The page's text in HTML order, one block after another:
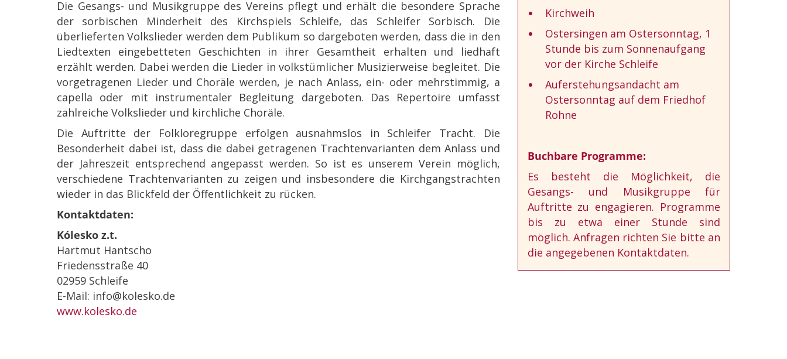
Die Gesangs- und Musikgruppe des Vereins pflegt und erhält die besondere Sprache
der sorbischen Minderheit des Kirchspiels Schleife, das Schleifer Sorbisch. Die
überlieferten Volkslieder werden dem Publikum so dargeboten werden, dass die in den
Liedtexten eingebetteten Geschichten in ihrer Gesamtheit erhalten und liedhaft
erzählt werden. Dabei werden die Lieder in volkstümlicher Musizierweise begleitet. Die
vorgetragenen Lieder und Choräle werden, je nach Anlass, ein- oder mehrstimmig, a
capella oder mit instrumentaler Begleitung dargeboten. Das Repertoire umfasst
zahlreiche Volkslieder und kirchliche Choräle.
Die Auftritte der Folkloregruppe erfolgen ausnahmslos in Schleifer Tracht. Die
Besonderheit dabei ist, dass die dabei getragenen Trachtenvarianten dem Anlass und
der Jahreszeit entsprechend angepasst werden. So ist es unserem Verein möglich,
verschiedene Trachtenvarianten zu zeigen und insbesondere die Kirchgangstrachten
wieder in das Blickfeld der Öffentlichkeit zu rücken.
Kontaktdaten:
Kólesko z.t.
Hartmut Hantscho
Friedensstraße 40
02959 Schleife
E-Mail: info@kolesko.de
www.kolesko.de
Kirchweih
Ostersingen am Ostersonntag, 1
Stunde bis zum Sonnenaufgang
vor der Kirche Schleife
Auferstehungsandacht am
Ostersonntag auf dem Friedhof
Rohne
Buchbare Programme:
Es besteht die Möglichkeit, die
Gesangs- und Musikgruppe für
Auftritte zu engagieren. Programme
bis zu etwa einer Stunde sind
möglich. Anfragen richten Sie bitte an
die angegebenen Kontaktdaten.